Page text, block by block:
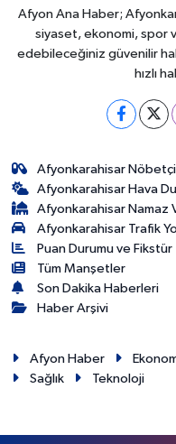
Afyon Ana Haber;
siyaset, ekonomi, spor
edebileceğiniz güvenilir
hızlı
Afyonkarahisar
Afyonkarahisar Hava
Afyonkarahisar Namaz
Afyonkarahisar Trafik
Puan Durumu ve Fikstür
Tüm Manşetler
Son Dakika Haberleri
Haber Arşivi
Afyon Haber
Sağlık
Teknoloji